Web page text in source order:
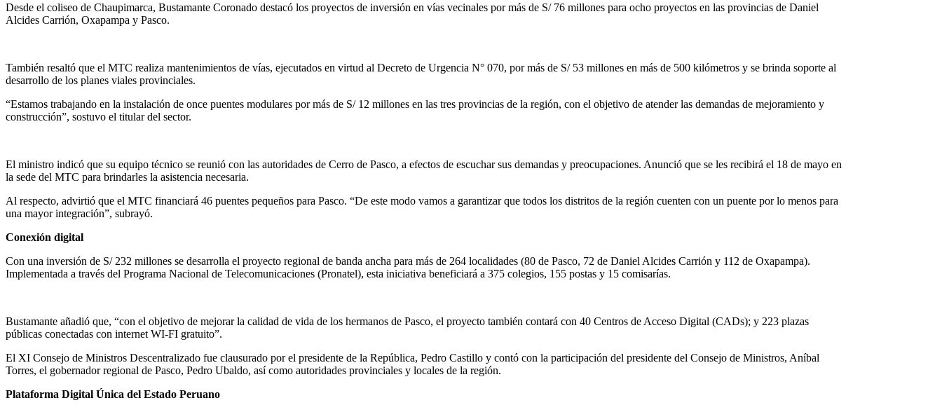
Desde el coliseo de Chaupimarca, Bustamante Coronado destacó los proyectos de inversión en vías vecinales por más de S/ 76 millones para ocho proyectos en las provincias de Daniel
Alcides Carrión, Oxapampa y Pasco.
También resaltó que el MTC realiza mantenimientos de vías, ejecutados en virtud al Decreto de Urgencia N° 070, por más de S/ 53 millones en más de 500 kilómetros y se brinda soporte al
desarrollo de los planes viales provinciales.
“Estamos trabajando en la instalación de once puentes modulares por más de S/ 12 millones en las tres provincias de la región, con el objetivo de atender las demandas de mejoramiento y
construcción”, sostuvo el titular del sector.
El ministro indicó que su equipo técnico se reunió con las autoridades de Cerro de Pasco, a efectos de escuchar sus demandas y preocupaciones. Anunció que se les recibirá el 18 de mayo en
la sede del MTC para brindarles la asistencia necesaria.
Al respecto, advirtió que el MTC financiará 46 puentes pequeños para Pasco. “De este modo vamos a garantizar que todos los distritos de la región cuenten con un puente por lo menos para
una mayor integración”, subrayó.
Conexión digital
Con una inversión de S/ 232 millones se desarrolla el proyecto regional de banda ancha para más de 264 localidades (80 de Pasco, 72 de Daniel Alcides Carrión y 112 de Oxapampa).
Implementada a través del Programa Nacional de Telecomunicaciones (Pronatel), esta iniciativa beneficiará a 375 colegios, 155 postas y 15 comisarías.
Bustamante añadió que, “con el objetivo de mejorar la calidad de vida de los hermanos de Pasco, el proyecto también contará con 40 Centros de Acceso Digital (CADs); y 223 plazas
públicas conectadas con internet WI-FI gratuito”.
El XI Consejo de Ministros Descentralizado fue clausurado por el presidente de la República, Pedro Castillo y contó con la participación del presidente del Consejo de Ministros, Aníbal
Torres, el gobernador regional de Pasco, Pedro Ubaldo, así como autoridades provinciales y locales de la región.
Plataforma Digital Única del Estado Peruano